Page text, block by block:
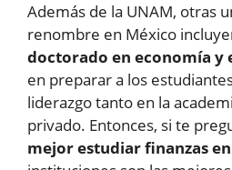
Además de la UNAM, otras
renombre en México
doctorado en economía y
en preparar a los
liderazgo tanto en la
privado. Entonces, si te
mejor estudiar finanzas